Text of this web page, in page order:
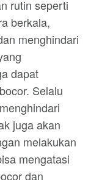
rutin seperti
berkala,
menghindari
dapat
Selalu
juga akan
melakukan
mengatasi
dan